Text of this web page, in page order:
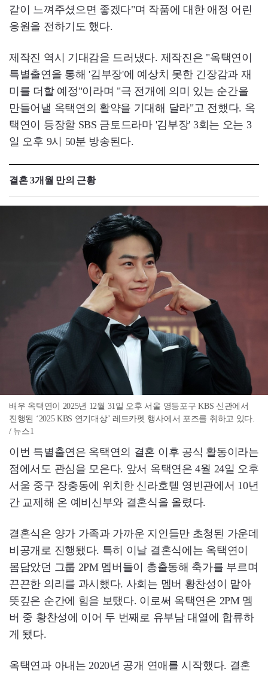
같이 느껴주셨으면 좋겠다"며 작품에 대한 애정 어린
응원을 전하기도 했다.
제작진 역시 기대감을 드러냈다. 제작진은 "옥택연이
특별출연을 통해 '김부장'에 예상치 못한 긴장감과 재
미를 더할 예정"이라며 "극 전개에 의미 있는 순간을
만들어낼 옥택연의 활약을 기대해 달라"고 전했다. 옥
택연이 등장할 SBS 금토드라마 '김부장' 3회는 오는 3
일 오후 9시 50분 방송된다.
결혼 3개월 만의 근황
배우 옥택연이 2025년 12월 31일 오후 서울 영등포구 KBS 신관에서
진행된 ‘2025 KBS 연기대상’ 레드카펫 행사에서 포즈를 취하고 있다.
/ 뉴스1
이번 특별출연은 옥택연의 결혼 이후 공식 활동이라는
점에서도 관심을 모은다. 앞서 옥택연은 4월 24일 오후
서울 중구 장충동에 위치한 신라호텔 영빈관에서 10년
간 교제해 온 예비신부와 결혼식을 올렸다.
결혼식은 양가 가족과 가까운 지인들만 초청된 가운데
비공개로 진행됐다. 특히 이날 결혼식에는 옥택연이
몸담았던 그룹 2PM 멤버들이 총출동해 축가를 부르며
끈끈한 의리를 과시했다. 사회는 멤버 황찬성이 맡아
뜻깊은 순간에 힘을 보탰다. 이로써 옥택연은 2PM 멤
버 중 황찬성에 이어 두 번째로 유부남 대열에 합류하
게 됐다.
옥택연과 아내는 2020년 공개 연애를 시작했다. 결혼